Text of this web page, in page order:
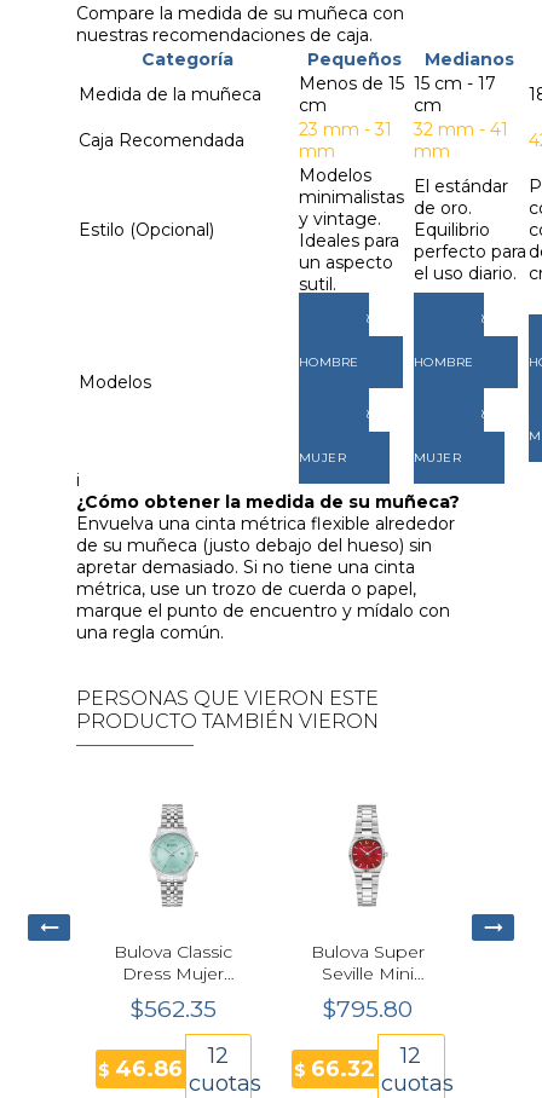
Compare la medida de su muñeca con
nuestras recomendaciones de caja.
Categoría
Pequeños
Medianos
Medida de la muñeca
Menos de 15
cm
15 cm - 17
cm
Caja Recomendada
23 mm - 31
mm
32 mm - 41
mm
Estilo (Opcional)
Modelos
minimalistas
y vintage.
Ideales para
un aspecto
sutil.
El estándar
de oro.
Equilibrio
perfecto para
el uso diario.
Modelos
VER
HOMBRE
VER
MUJER
VER
HOMBRE
VER
MUJER
i
¿Cómo obtener la medida de su muñeca?
Envuelva una cinta métrica flexible alrededor
de su muñeca (justo debajo del hueso) sin
apretar demasiado. Si no tiene una cinta
métrica, use un trozo de cuerda o papel,
marque el punto de encuentro y mídalo con
una regla común.
PERSONAS QUE VIERON ESTE
PRODUCTO TAMBIÉN VIERON
Bulova Super
Seville Mini
Mujer 96L354
Madre Perla
mm
$795.80
66.32
12
cuotas
Reloj Casio G-
Shock GMD-
S5600BA-7
Blanco Mujer
$242.65
$ 40.44
6
cuotas
Mujer
$